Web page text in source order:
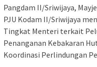
Pangdam II/Sriwijaya,
PJU Kodam II/Sriwijaya
Tingkat Menteri terkait
Penanganan Kebakaran
Koordinasi Perlindungan